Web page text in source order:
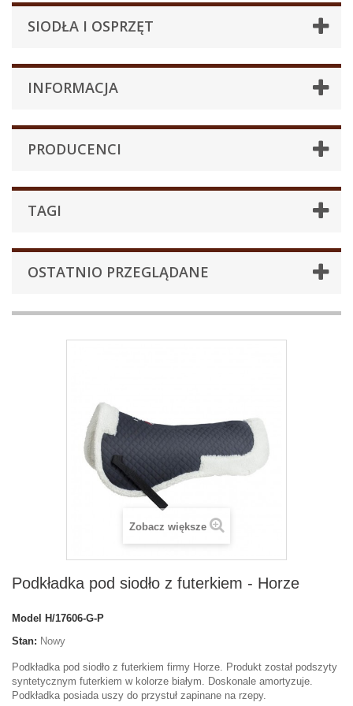
SIODŁA I OSPRZĘT
INFORMACJA
PRODUCENCI
TAGI
OSTATNIO PRZEGLĄDANE
Zobacz większe
Podkładka pod siodło z futerkiem - Horze
Model
H/17606-G-P
Stan: Nowy
Podkładka pod siodło z futerkiem firmy Horze. Produkt został podszyty
syntetycznym futerkiem w kolorze białym. Doskonale amortyzuje.
Podkładka posiada uszy do przystuł zapinane na rzepy.